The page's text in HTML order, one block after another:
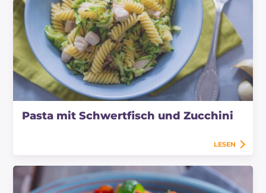
Pasta mit Schwertfisch und Zucchini
LESEN